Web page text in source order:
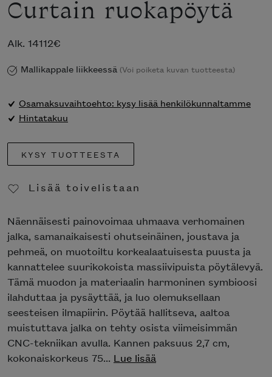
Curtain ruokapöytä
Alk. 14112€
Mallikappale liikkeessä (Voi poiketa kuvan tuotteesta)
Osamaksuvaihtoehto: kysy lisää henkilökunnaltamme
Hintatakuu
KYSY TUOTTEESTA
Lisää toivelistaan
Näennäisesti painovoimaa uhmaava verhomainen
jalka, samanaikaisesti ohutseinäinen, joustava ja
pehmeä, on muotoiltu korkealaatuisesta puusta ja
kannattelee suurikokoista massiivipuista pöytälevyä.
Tämä muodon ja materiaalin harmoninen symbioosi
ilahduttaa ja pysäyttää, ja luo olemuksellaan
seesteisen ilmapiirin. Pöytää hallitseva, aaltoa
muistuttava jalka on tehty osista viimeisimmän
CNC-tekniikan avulla. Kannen paksuus 2,7 cm,
kokonaiskorkeus 75... Lue lisää